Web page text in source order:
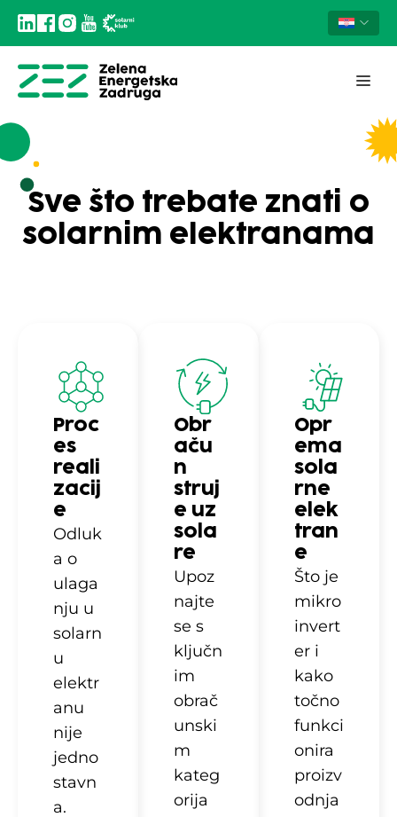
Sve što trebate znati o
solarnim elektranama
Proc
es
reali
zacij
e
Odluk
a o
ulaga
nju u
solarn
u
elektr
anu
nije
jedno
stavn
a.
Obr
aču
n
struj
e uz
sola
re
Upoz
najte
se s
ključn
im
obrač
unski
m
kateg
orija
Opr
ema
sola
rne
elek
tran
e
Što je
mikro
invert
er i
kako
točno
funkci
onira
proizv
odnja